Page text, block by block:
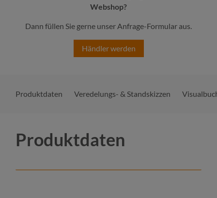
Webshop?
Dann füllen Sie gerne unser Anfrage-Formular aus.
Händler werden
Produktdaten Veredelungs- & Standskizzen
Produktdaten